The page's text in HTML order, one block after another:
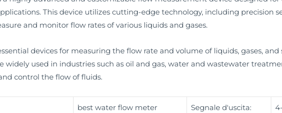
This device utilizes cutting-edge technology, including precision
and monitor flow rates of various liquids and gases.
devices for measuring the flow rate and volume of liquids, gases, and
widely used in industries such as oil and gas, water and wastewater
control the flow of fluids.
best water flow meter
Segnale d'uscita: